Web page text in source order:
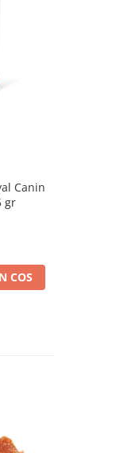
Canin
gr
COS